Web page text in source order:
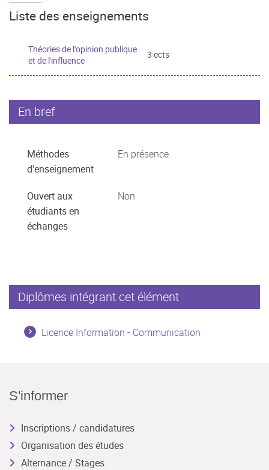
Liste des enseignements
Théories de l'opinion publique
et de l'influence
3 ects
En bref
Méthodes
d'enseignement
En présence
Ouvert aux
étudiants en
échanges
Non
Diplômes intégrant cet élément
Licence Information - Communication
S'informer
Inscriptions / candidatures
Organisation des études
Alternance / Stages